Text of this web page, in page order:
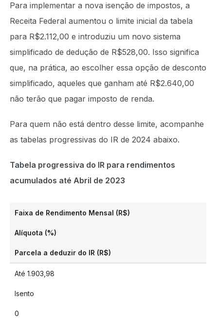
Para implementar a nova isenção de impostos, a
Receita Federal aumentou o limite inicial da tabela
para R$2.112,00 e introduziu um novo sistema
simplificado de dedução de R$528,00. Isso significa
que, na prática, ao escolher essa opção de desconto
simplificado, aqueles que ganham até R$2.640,00
não terão que pagar imposto de renda.
Para quem não está dentro desse limite, acompanhe
as tabelas progressivas do IR de 2024 abaixo.
Tabela progressiva do IR para rendimentos
acumulados até Abril de 2023
Faixa de Rendimento Mensal (R$)
Alíquota (%)
Parcela a deduzir do IR (R$)
Até 1.903,98
Isento
0